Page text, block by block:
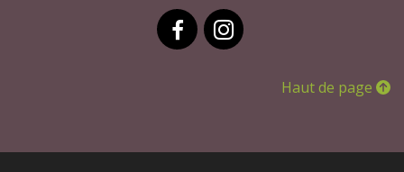
Haut de page